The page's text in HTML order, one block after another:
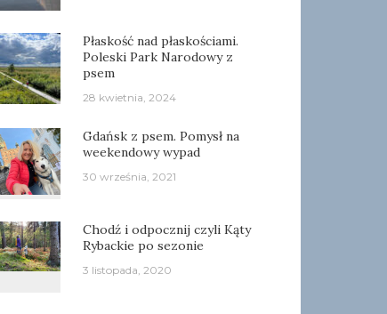
Płaskość nad płaskościami.
Poleski Park Narodowy z
psem
28 kwietnia, 2024
Gdańsk z psem. Pomysł na
weekendowy wypad
30 września, 2021
Chodź i odpocznij czyli Kąty
Rybackie po sezonie
3 listopada, 2020